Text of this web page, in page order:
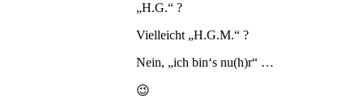
„H.G.“ ?
Vielleicht „H.G.M.“ ?
Nein, „ich bin‘s nu(h)r“ …
😉